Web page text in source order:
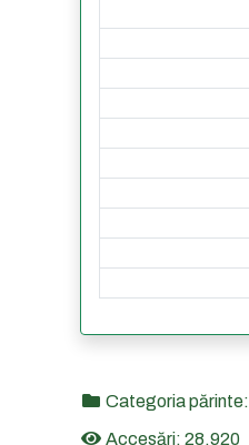
Categoria părinte:
Accesări: 28,920